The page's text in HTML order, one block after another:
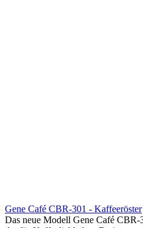
Gene Café CBR-301 - Kaffeeröster
Das neue Modell Gene Café